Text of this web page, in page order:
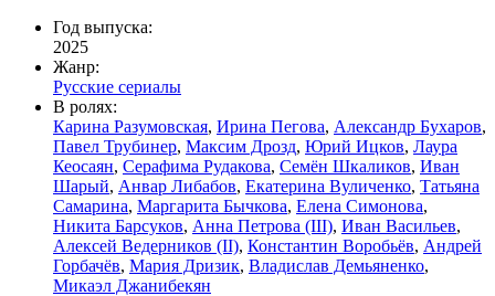
Год выпуска:
2025
Жанр:
Русские сериалы
В ролях:
Карина Разумовская, Ирина Пегова, Александр Бухаров,
Павел Трубинер, Максим Дрозд, Юрий Ицков, Лаура
Кеосаян, Серафима Рудакова, Семён Шкаликов, Иван
Шарый, Анвар Либабов, Екатерина Вуличенко, Татьяна
Самарина, Маргарита Бычкова, Елена Симонова,
Никита Барсуков, Анна Петрова (III), Иван Васильев,
Алексей Ведерников (II), Константин Воробьёв, Андрей
Горбачёв, Мария Дризик, Владислав Демьяненко,
Микаэл Джанибекян